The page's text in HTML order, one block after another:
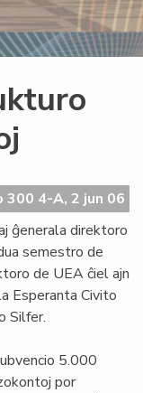
300 4-A, 2 jun 06
ĝenerala direktoro
semestro de
de UEA ĉiel ajn
Esperanta Civito
Silfer.
5.000
por